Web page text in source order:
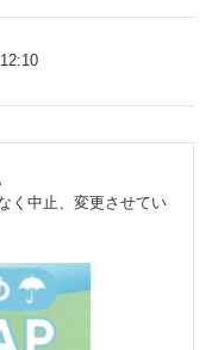
く中止、変更させてい